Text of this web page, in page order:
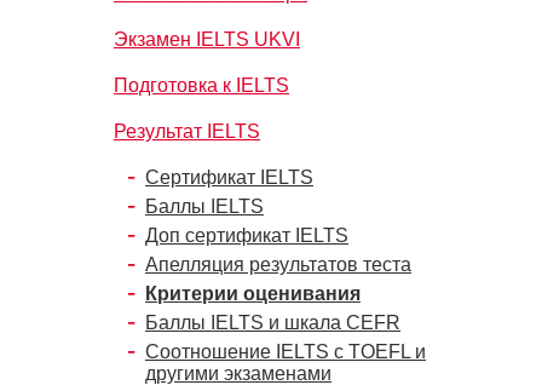
Экзамен IELTS UKVI
Подготовка к IELTS
Результат IELTS
Сертификат IELTS
Баллы IELTS
Доп сертификат IELTS
Апелляция результатов теста
Критерии оценивания
Баллы IELTS и шкала CEFR
Соотношение IELTS с TOEFL и
другими экзаменами